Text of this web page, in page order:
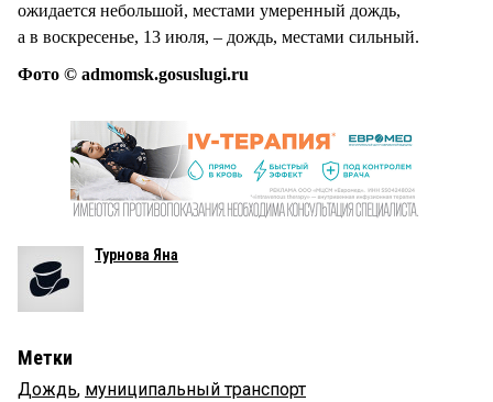
ожидается небольшой, местами умеренный дождь,
а в воскресенье, 13 июля, – дождь, местами сильный.
Фото © admomsk.gosuslugi.ru
Турнова Яна
Метки
Дождь, муниципальный транспорт